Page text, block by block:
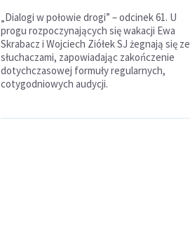
„Dialogi w połowie drogi” – odcinek 61. U
progu rozpoczynających się wakacji Ewa
Skrabacz i Wojciech Ziółek SJ żegnają się ze
słuchaczami, zapowiadając zakończenie
dotychczasowej formuły regularnych,
cotygodniowych audycji.